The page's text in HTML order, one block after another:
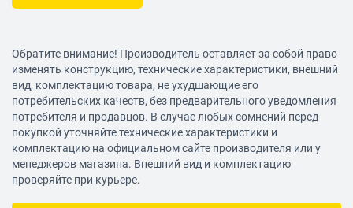
Обратите внимание! Производитель оставляет за собой право
изменять конструкцию, технические характеристики, внешний
вид, комплектацию товара, не ухудшающие его
потребительских качеств, без предварительного уведомления
потребителя и продавцов. В случае любых сомнений перед
покупкой уточняйте технические характеристики и
комплектацию на официальном сайте производителя или у
менеджеров магазина. Внешний вид и комплектацию
проверяйте при курьере.